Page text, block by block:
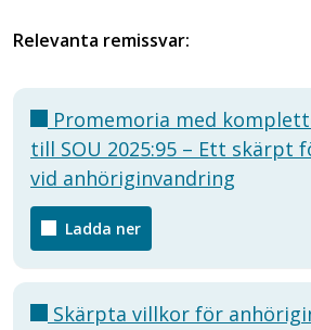
Relevanta remissvar:
Promemoria med
till SOU 2025:95 – Ett skärpt
vid anhöriginvandring
Ladda ner
Skärpta villkor för